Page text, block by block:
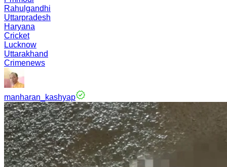
Rahulgandhi
Uttarpradesh
Haryana
Cricket
Lucknow
Uttarakhand
Crimenews
manharan_kashyap